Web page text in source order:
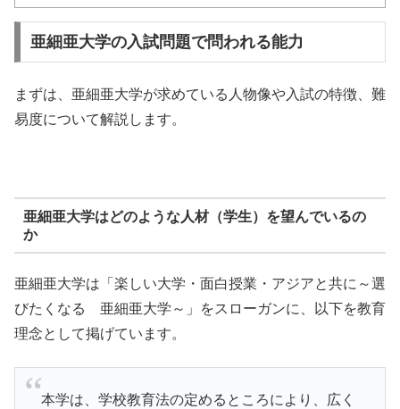
亜細亜大学の入試問題で問われる能力
まずは、亜細亜大学が求めている人物像や入試の特徴、難
易度について解説します。
亜細亜大学はどのような人材（学生）を望んでいるの
か
亜細亜大学は「楽しい大学・面白授業・アジアと共に～選
びたくなる 亜細亜大学～」をスローガンに、以下を教育
理念として掲げています。
本学は、学校教育法の定めるところにより、広く